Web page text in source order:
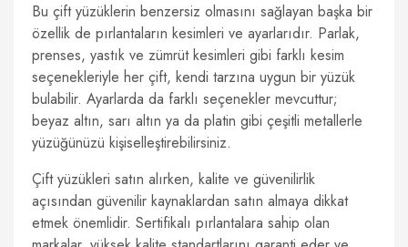
Bu çift yüzüklerin benzersiz olmasını sağlayan başka bir
özellik de pırlantaların kesimleri ve ayarlarıdır. Parlak,
prenses, yastık ve zümrüt kesimleri gibi farklı kesim
seçenekleriyle her çift, kendi tarzına uygun bir yüzük
bulabilir. Ayarlarda da farklı seçenekler mevcuttur;
beyaz altın, sarı altın ya da platin gibi çeşitli metallerle
yüzüğünüzü kişiselleştirebilirsiniz.
Çift yüzükleri satın alırken, kalite ve güvenilirlik
açısından güvenilir kaynaklardan satın almaya dikkat
etmek önemlidir. Sertifikalı pırlantalara sahip olan